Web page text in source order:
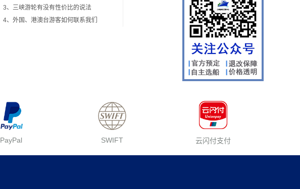
3、三峡游轮有没有性价比的说法
4、外国、港澳台游客如何联系我们
PayPal SWIFT 云闪付支付